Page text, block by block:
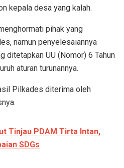
kepala desa yang kalah.
pihak yang
namun penyelesaiannya
ditetapkan UU (Nomor) 6 Tahun
aturan turunannya.
Pilkades diterima oleh
Tinjau PDAM Tirta Intan,
SDGs